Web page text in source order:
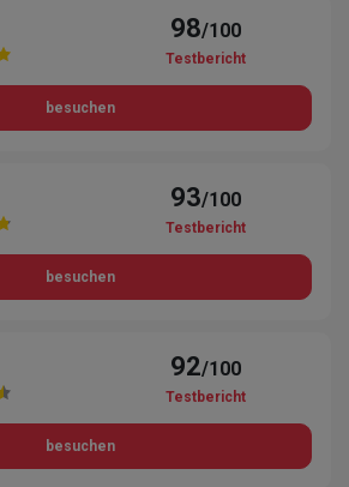
98/100
Testbericht
besuchen
93/100
Testbericht
besuchen
92/100
Testbericht
besuchen